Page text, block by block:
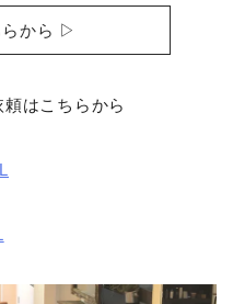
らから ▷
はこちらから